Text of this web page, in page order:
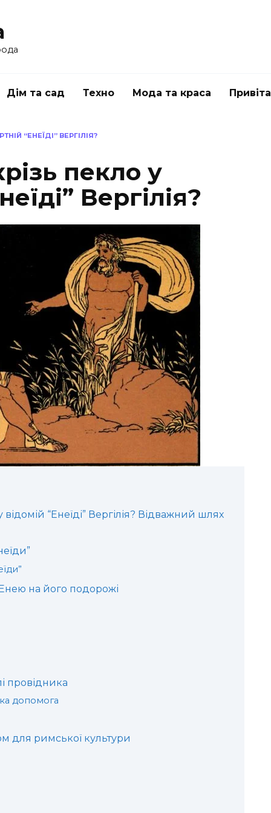
Дім та сад Техно Мода та краса
“ЕНЕЇДІ” ВЕРГІЛІЯ?
пекло у
Вергілія?
“Енеїді” Вергілія? Відважний шлях
на його подорожі
провідника
допомога
для римської культури